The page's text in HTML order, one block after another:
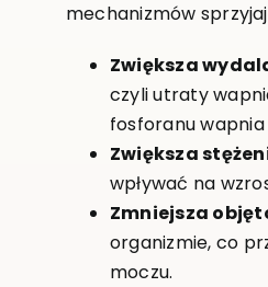
mechanizmów
Zwiększa
czyli utraty
fosforanu wapnia
Zwiększa
wpływać na
Zmniejsza
organizmie, co
moczu.